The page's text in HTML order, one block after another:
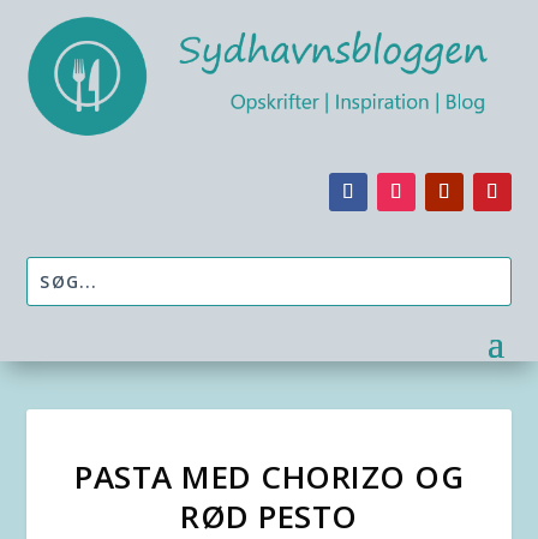
PASTA MED CHORIZO OG
RØD PESTO